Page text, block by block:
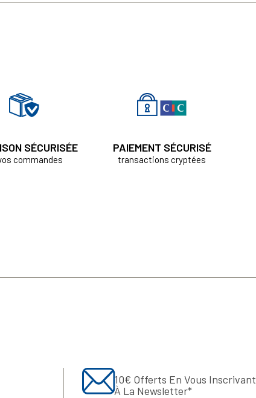
SÉCURISÉE
commandes
PAIEMENT SÉCURISÉ
transactions cryptées
10€ Offerts En Vous Inscrivant
À La Newsletter*